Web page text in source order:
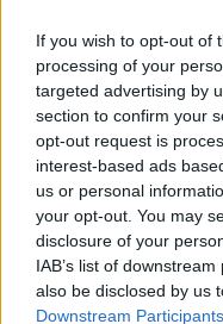
If you wish to opt-out of
processing of your
targeted advertising by
section to confirm your
opt-out request is
interest-based ads
us or personal
your opt-out. You may
disclosure of your
IAB’s list of
also be disclosed by us
Downstream Participants
delle relative
ultimo
Coronavirus, un
persone in
Coronavirus, sale a
Sassoferrato